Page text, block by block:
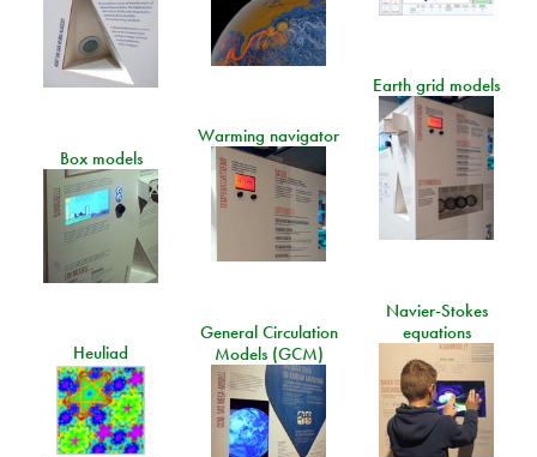
Earth grid models
Warming navigator
Box models
Navier-Stokes
equations
General Circulation
Models (GCM)
Heuliad